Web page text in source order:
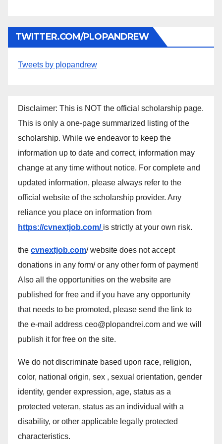
TWITTER.COM/PLOPANDREW
Tweets by plopandrew
Disclaimer: This is NOT the official scholarship page.
This is only a one-page summarized listing of the
scholarship. While we endeavor to keep the
information up to date and correct, information may
change at any time without notice. For complete and
updated information, please always refer to the
official website of the scholarship provider. Any
reliance you place on information from
https://cvnextjob.com/ is strictly at your own risk.
the cvnextjob.com/ website does not accept
donations in any form/ or any other form of payment!
Also all the opportunities on the website are
published for free and if you have any opportunity
that needs to be promoted, please send the link to
the e-mail address ceo@plopandrei.com and we will
publish it for free on the site.
We do not discriminate based upon race, religion,
color, national origin, sex , sexual orientation, gender
identity, gender expression, age, status as a
protected veteran, status as an individual with a
disability, or other applicable legally protected
characteristics.